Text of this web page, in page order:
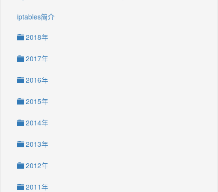
iptables简介
2018年
2017年
2016年
2015年
2014年
2013年
2012年
2011年